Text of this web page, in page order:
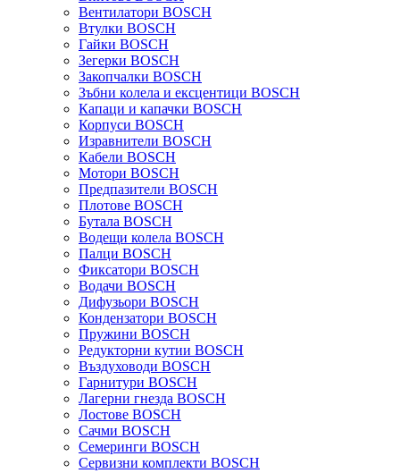
Вентилатори BOSCH
Втулки BOSCH
Гайки BOSCH
Зегерки BOSCH
Закопчалки BOSCH
Зъбни колела и ексцентици BOSCH
Капаци и капачки BOSCH
Корпуси BOSCH
Изравнители BOSCH
Кабели BOSCH
Мотори BOSCH
Предпазители BOSCH
Плотове BOSCH
Бутала BOSCH
Водещи колела BOSCH
Палци BOSCH
Фиксатори BOSCH
Водачи BOSCH
Дифузьори BOSCH
Кондензатори BOSCH
Пружини BOSCH
Редукторни кутии BOSCH
Въздуховоди BOSCH
Гарнитури BOSCH
Лагерни гнезда BOSCH
Лостове BOSCH
Сачми BOSCH
Семеринги BOSCH
Сервизни комплекти BOSCH